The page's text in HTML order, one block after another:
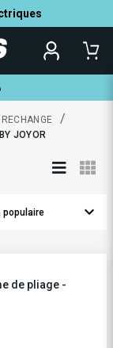
/
JOYOR
de pliage -